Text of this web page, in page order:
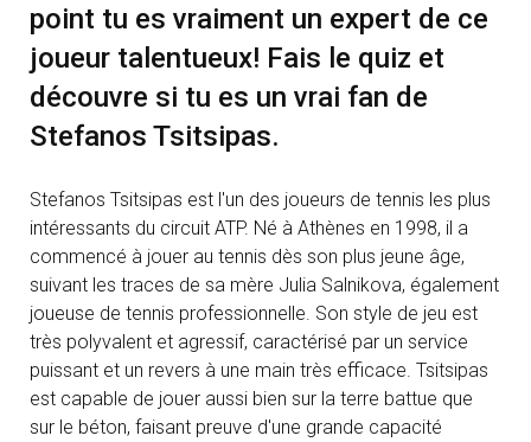
point tu es vraiment un expert de ce
joueur talentueux! Fais le quiz et
découvre si tu es un vrai fan de
Stefanos Tsitsipas.
Stefanos Tsitsipas est l'un des joueurs de tennis les plus
intéressants du circuit ATP. Né à Athènes en 1998, il a
commencé à jouer au tennis dès son plus jeune âge,
suivant les traces de sa mère Julia Salnikova, également
joueuse de tennis professionnelle. Son style de jeu est
très polyvalent et agressif, caractérisé par un service
puissant et un revers à une main très efficace. Tsitsipas
est capable de jouer aussi bien sur la terre battue que
sur le béton, faisant preuve d'une grande capacité